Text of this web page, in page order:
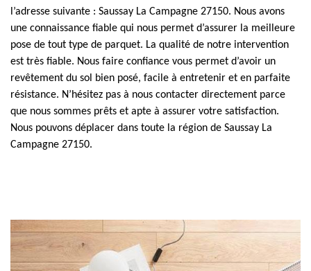
l’adresse suivante : Saussay La Campagne 27150. Nous avons
une connaissance fiable qui nous permet d’assurer la meilleure
pose de tout type de parquet. La qualité de notre intervention
est très fiable. Nous faire confiance vous permet d’avoir un
revêtement du sol bien posé, facile à entretenir et en parfaite
résistance. N’hésitez pas à nous contacter directement parce
que nous sommes prêts et apte à assurer votre satisfaction.
Nous pouvons déplacer dans toute la région de Saussay La
Campagne 27150.